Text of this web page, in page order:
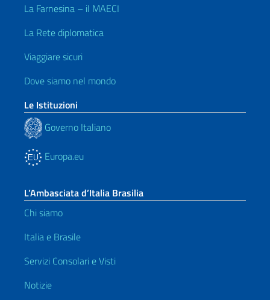
La Farnesina – il MAECI
La Rete diplomatica
Viaggiare sicuri
Dove siamo nel mondo
Le Istituzioni
Governo Italiano
Europa.eu
L’Ambasciata d’Italia Brasilia
Chi siamo
Italia e Brasile
Servizi Consolari e Visti
Notizie